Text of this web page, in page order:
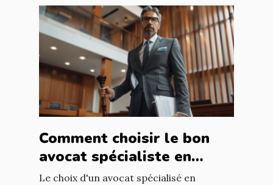
Comment choisir le bon
avocat spécialiste en
contentieux ?
Le choix d'un avocat spécialisé en